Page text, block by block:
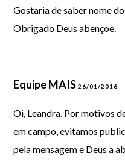
Gostaria de saber nome
Obrigado Deus abençoe.
Equipe MAIS26/01/2016
Oi, Leandra. Por motivos
em campo, evitamos
pela mensagem e Deus a